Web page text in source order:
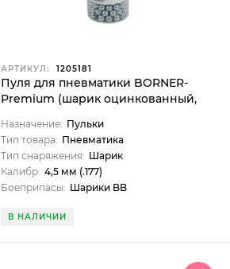
АРТИКУЛ: 1205181
Пуля для пневматики BORNER-
Premium (шарик оцинкованный,
Назначение: Пульки
Тип товара: Пневматика
Тип снаряжения: Шарик
Калибр: 4,5 мм (.177)
Боеприпасы: Шарики BB
В НАЛИЧИИ